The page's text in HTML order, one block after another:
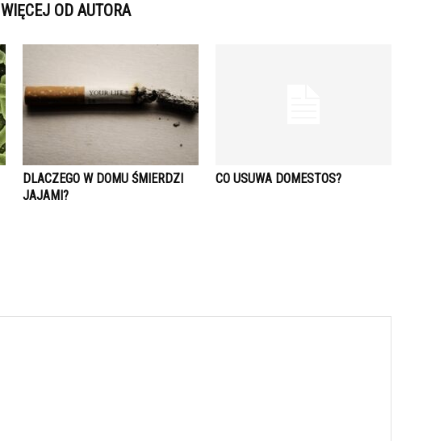
WIĘCEJ OD AUTORA
DLACZEGO W DOMU ŚMIERDZI
JAJAMI?
CO USUWA DOMESTOS?